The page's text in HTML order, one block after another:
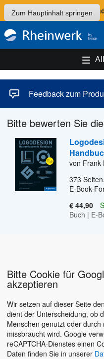
Zum Hauptinhalt springen
Sommer-Aktion:
Feedback zum
Bitte bewerten Sie
von Frank
373
E-Book-
€ 44,90
Buch | E-
Bitte Cookie für
akzeptieren
Wir setzen auf dieser Seite
dient der Unterscheidung, ob
Menschen genutzt oder
missbraucht wird. Google
reCAPTCHA-Dienstes einen
Daten finden Sie in unserer